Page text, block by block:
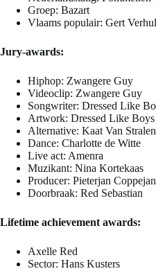
Groep: Bazart
Vlaams populair: Gert
Jury-awards:
Hiphop: Zwangere Guy
Videoclip: Zwangere Guy
Songwriter: Dressed Like
Artwork: Dressed Like Boys
Alternative: Kaat Van Stralen
Dance: Charlotte de Witte
Live act: Amenra
Muzikant: Nina Kortekaas
Producer: Pieterjan
Doorbraak: Red Sebastian
Lifetime achievement awards:
Axelle Red
Sector: Hans Kusters